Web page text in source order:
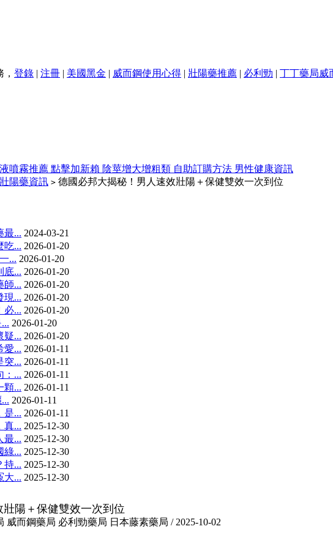
登錄 | 注冊 | 美國黑金 | 威而鋼使用心得 | 壯陽藥推薦 | 必利勁 | 丁丁藥局威
噴霧推薦 點擊加新賴 陰莖增大增粗類 自助訂購方法 男性健康資訊
壯陽藥資訊 > 德國必邦大揭秘！男人速效壯陽＋保健雙效一次到位
最... 2024-03-21
吃... 2026-01-20
... 2026-01-20
底... 2026-01-20
師... 2026-01-20
現... 2026-01-20
必... 2026-01-20
2026-01-20
疑... 2026-01-20
愛... 2026-01-11
突... 2026-01-11
：... 2026-01-11
顆... 2026-01-11
2026-01-11
是... 2026-01-11
真... 2025-12-30
最... 2025-12-30
綠... 2025-12-30
持... 2025-12-30
大... 2025-12-30
陽＋保健雙效一次到位
威而鋼藥局 必利勁藥局 日本藤素藥局 / 2025-10-02